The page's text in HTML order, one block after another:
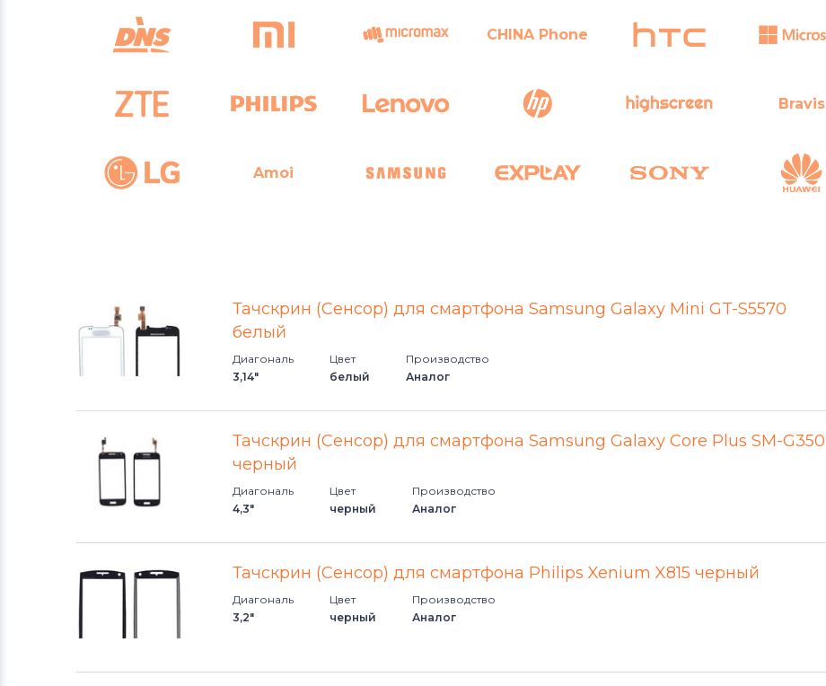
CHINA Phone
Bravis
Amoi
Тачскрин (Сенсор) для смартфона Samsung Galaxy Mini GT-S5570
белый
Диагональ
3,14"
Цвет
белый
Производство
Аналог
Тачскрин (Сенсор) для смартфона Samsung Galaxy Core Plus SM-G350
черный
Диагональ
4,3"
Цвет
черный
Производство
Аналог
Тачскрин (Сенсор) для смартфона Philips Xenium X815 черный
Диагональ
3,2"
Цвет
черный
Производство
Аналог